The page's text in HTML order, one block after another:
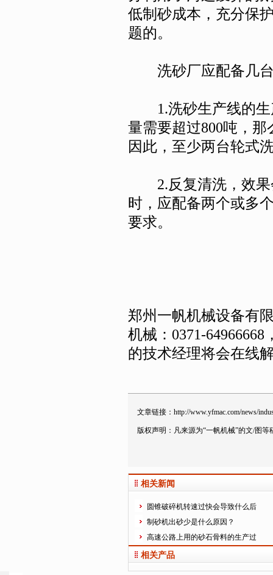
低制砂成本，充分保
题的。
洗砂厂应配备几台
1.洗砂生产线的生
量需要超过800吨，
因此，至少两台轮式
2.反复清洗，效果
时，应配备两个或多
要求。
郑州一帆机械设备有
机械：0371-
的技术经理将会在线
文章链接： http://www.yfmac.com/news/
版权声明：凡来源为“一帆机械”的文/图
相关新闻
圆锥破碎机转速过快会导致什么后
制砂机出砂少是什么原因？
高速公路上用的砂石骨料的生产过
相关产品